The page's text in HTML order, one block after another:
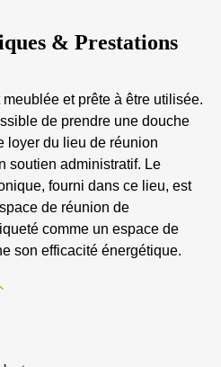
& Prestations
et prête à être utilisée.
de prendre une douche
loyer du lieu de réunion
soutien administratif. Le
fourni dans ce lieu, est
de réunion de
comme un espace de
son efficacité énergétique.